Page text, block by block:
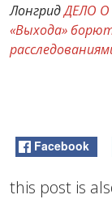
ЛонгридДЕЛО О
«Выхода»
Facebook
this post is